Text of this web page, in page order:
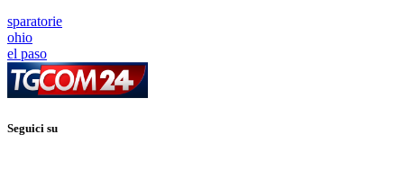
sparatorie
ohio
el paso
Seguici su